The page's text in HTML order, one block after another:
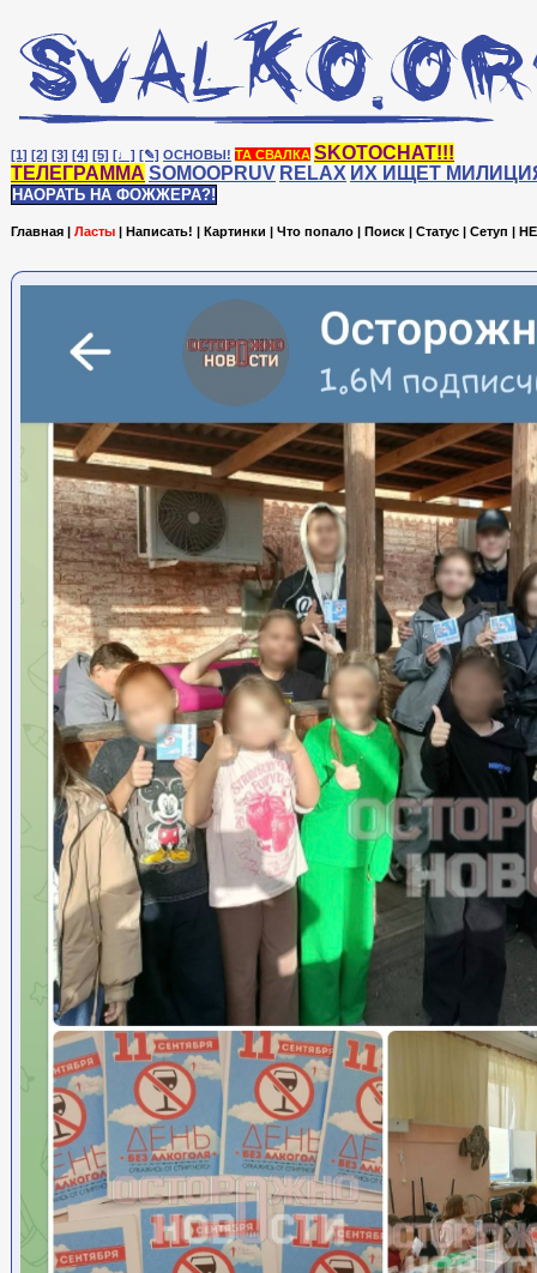
[1] [2] [3] [4] [5] [♩] [✎] ОСНОВЫ! ТА СВАЛКА SKOTOCHAT!!!
ТЕЛЕГРАММА SOMOOPRUV RELAX ИХ ИЩЕТ
НАОРАТЬ НА ФОЖЖЕРА?!
Главная | Ласты | Написать! | Картинки | Что попало | Поиск | Статус | Сетуп |